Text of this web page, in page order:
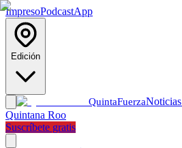
ImpresoPodcastApp
Edición
QuintaFuerza
Quintana Roo
Suscríbete gratis